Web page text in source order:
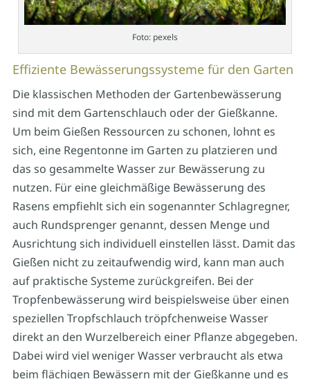
Foto: pexels
Effiziente Bewässerungssysteme für den Garten
Die klassischen Methoden der Gartenbewässerung
sind mit dem Gartenschlauch oder der Gießkanne.
Um beim Gießen Ressourcen zu schonen, lohnt es
sich, eine Regentonne im Garten zu platzieren und
das so gesammelte Wasser zur Bewässerung zu
nutzen. Für eine gleichmäßige Bewässerung des
Rasens empfiehlt sich ein sogenannter Schlagregner,
auch Rundsprenger genannt, dessen Menge und
Ausrichtung sich individuell einstellen lässt. Damit das
Gießen nicht zu zeitaufwendig wird, kann man auch
auf praktische Systeme zurückgreifen. Bei der
Tropfenbewässerung wird beispielsweise über einen
speziellen Tropfschlauch tröpfchenweise Wasser
direkt an den Wurzelbereich einer Pflanze abgegeben.
Dabei wird viel weniger Wasser verbraucht als etwa
beim flächigen Bewässern mit der Gießkanne und es